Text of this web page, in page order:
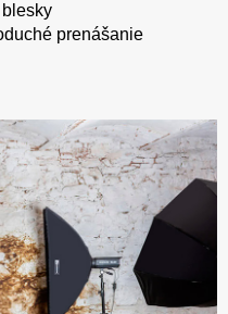
prenášanie